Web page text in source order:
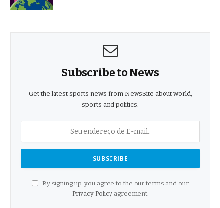
Subscribe to News
Get the latest sports news from NewsSite about world,
sports and politics.
By signing up, you agree to the our terms and our
Privacy Policyagreement.